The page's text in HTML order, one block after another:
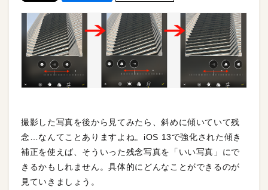
撮影した写真を後から見てみたら、斜めに傾いていて残
念…なんてことありますよね。iOS 13で強化された傾き
補正を使えば、そういった残念写真を「いい写真」にで
きるかもしれません。具体的にどんなことができるのが
見ていきましょう。